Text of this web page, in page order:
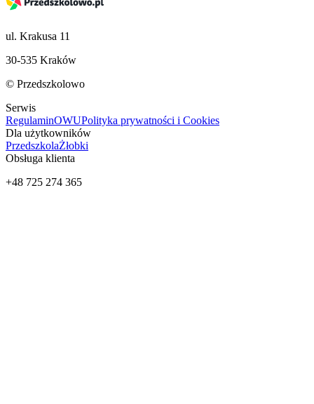
ul. Krakusa 11
30-535 Kraków
© Przedszkolowo
Serwis
RegulaminOWUPolityka prywatności i Cookies
Dla użytkowników
PrzedszkolaŻłobki
Obsługa klienta
+48 725 274 365